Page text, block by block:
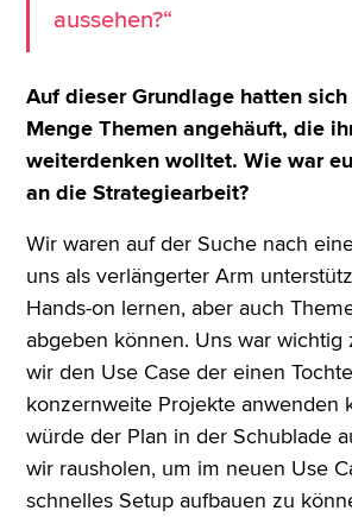
aussehen?“
Auf dieser Grundlage hatten
Menge Themen angehäuft, die
weiterdenken wolltet. Wie war
an die Strategiearbeit?
Wir waren auf der Suche nach
uns als verlängerter Arm
Hands-on lernen, aber auch
abgeben können. Uns war wichtig
wir den Use Case der einen
konzernweite Projekte anwenden
würde der Plan in der Schublade
wir rausholen, um im neuen Use
schnelles Setup aufbauen zu